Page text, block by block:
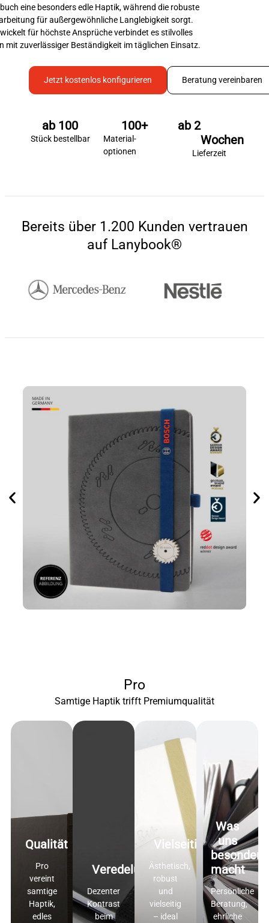
eine besonders edle Haptik, während die robuste
für außergewöhnliche Langlebigkeit sorgt.
für höchste Ansprüche verbindet es stilvolles
mit zuverlässiger Beständigkeit im täglichen Einsatz.
Jetzt kostenlos konfigurieren Beratung vereinbaren
Stück bestellbar
ab 100
Material­
optionen
100+
Lieferzeit
ab 2
Wochen
Bereits über 1.200 Kunden vertrauen
auf Lanybook®
Pro
Samtige Haptik trifft Premiumqualität
Qualität
Pro
vereint
samtige
Haptik,
edles
Veredelung
Dezenter
Kontrast
beim
Vielseitigkeit
Ästhetisch,
robust
und
vielseitig
– ideal
Was
uns
besonders
macht
Persönliche
Beratung,
ehrliche